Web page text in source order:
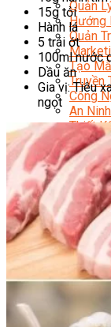
Quản
Hướng
Quản
Tạo
Truyền
Công
An
Thiết
Âm
Điện
Văn
Nâng
Tin Tức
HỌC
Học kỹ
Đào
Hoạt
Văn
Sự
Siêu
15g tỏi
Hành lá
5 trái ớt
100ml nước
Dầu ăn
Gia vị: Tiêu
ngọt